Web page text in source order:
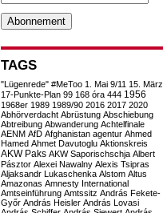
TAGS
"Lügenrede" #MeToo 1. Mai 9/11 15. März
17-Punkte-Plan 99 168 óra 444 1956
1968er 1989 1989/90 2016 2017 2020
Abhörverdacht Abrüstung Abschiebung
Abtreibung Abwanderung Achtelfinale
AENM AfD Afghanistan agentur Ahmed
Hamed Ahmet Davutoglu Aktionskreis
AKW Paks AKW Saporischschja Albert
Pásztor Alexei Nawalny Alexis Tsipras
Aljaksandr Lukaschenka Alstom Altus
Amazonas Amnesty International
Amtseinführung Amtssitz András Fekete-
Győr András Heisler András Lovasi